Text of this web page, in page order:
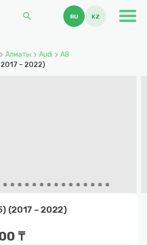
search RU KZ
Алматы Audi
A8
– 2022)
(2017 – 2022)
₸